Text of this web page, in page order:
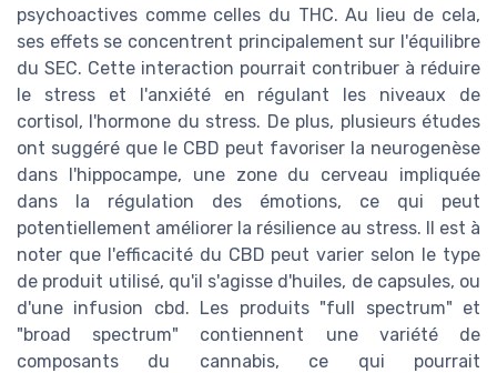
psychoactives comme celles du THC. Au lieu de cela,
ses effets se concentrent principalement sur l'équilibre
du SEC. Cette interaction pourrait contribuer à réduire
le stress et l'anxiété en régulant les niveaux de
cortisol, l'hormone du stress. De plus, plusieurs études
ont suggéré que le CBD peut favoriser la neurogenèse
dans l'hippocampe, une zone du cerveau impliquée
dans la régulation des émotions, ce qui peut
potentiellement améliorer la résilience au stress. Il est à
noter que l'efficacité du CBD peut varier selon le type
de produit utilisé, qu'il s'agisse d'huiles, de capsules, ou
d'une infusion cbd. Les produits "full spectrum" et
"broad spectrum" contiennent une variété de
composants du cannabis, ce qui pourrait